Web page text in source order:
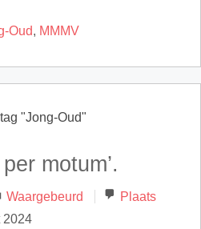
Oud, MMMV
"Jong-Oud"
motum’.
Categorieën
Waargebeurd
Plaats
2024